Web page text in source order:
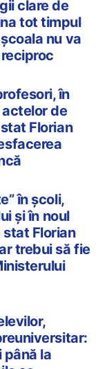
clare de
tot timpul
nu va
în
de
Florian
în școli,
și în noul
stat Florian
trebui să fie
până la